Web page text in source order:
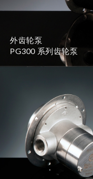
外齿轮泵
PG300 系列齿轮泵